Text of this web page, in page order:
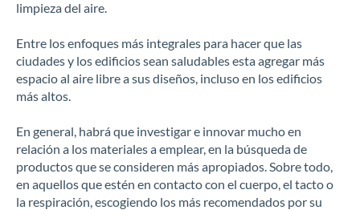
limpieza del aire.
Entre los enfoques más integrales para hacer que las
ciudades y los edificios sean saludables esta agregar más
espacio al aire libre a sus diseños, incluso en los edificios
más altos.
En general, habrá que investigar e innovar mucho en
relación a los materiales a emplear, en la búsqueda de
productos que se consideren más apropiados. Sobre todo,
en aquellos que estén en contacto con el cuerpo, el tacto o
la respiración, escogiendo los más recomendados por su